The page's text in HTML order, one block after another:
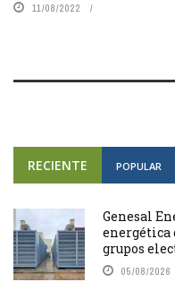
11/08/2022
RECIENTE POPULAR
Genesal
energética
grupos
05/08/2026